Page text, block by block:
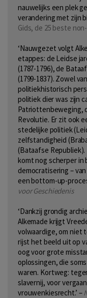
nauwelijks een plek
verandering met zijn
Gids, de 25 beste
‘Nauwgezet volgt
etappes: de Leidse
(1787-1796), de
(1799-1837). Zowel
politiekhistorisch
politiek dier was zijn
Patriottenbeweging,
Revolutie. Er zit ook
stedelijke politiek
zelfstandigheid
(Bataafse
komt nog scherper in
democratisering –
een bottom-up-
voor Geschiedenis
‘Dankzij grondig
Alkemade krijgt
volwaardige, om niet
rijst het beeld uit op
oog voor grote
oplossingen, die
waren. Kortweg:
slavernij, voor
vrouwenkiesrecht.’ –